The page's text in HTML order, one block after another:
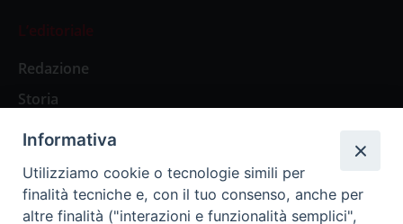
L’editoriale
Redazione
Storia
Abbonamenti
Abbonamento Annuale Digitale
Informativa
Utilizziamo cookie o tecnologie simili per
finalità tecniche e, con il tuo consenso, anche per
altre finalità ("interazioni e funzionalità semplici",